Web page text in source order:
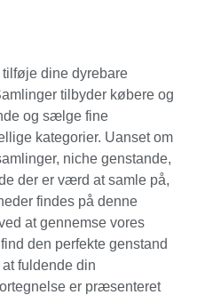
dine dyrebare
tilbyder købere og
og sælge fine
kategorier. Uanset om
niche genstande,
der er værd at samle på,
findes på denne
at gennemse vores
den perfekte genstand
fuldende din
er præsenteret